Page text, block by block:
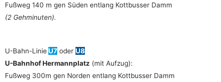
Fußweg 140 m gen Süden entlang Kottbusser Damm
(2 Gehminuten).
U-Bahn-LinieU7 oder U8
U-Bahnhof Hermannplatz (mit Aufzug):
Fußweg 300m gen Norden entlang Kottbusser Damm